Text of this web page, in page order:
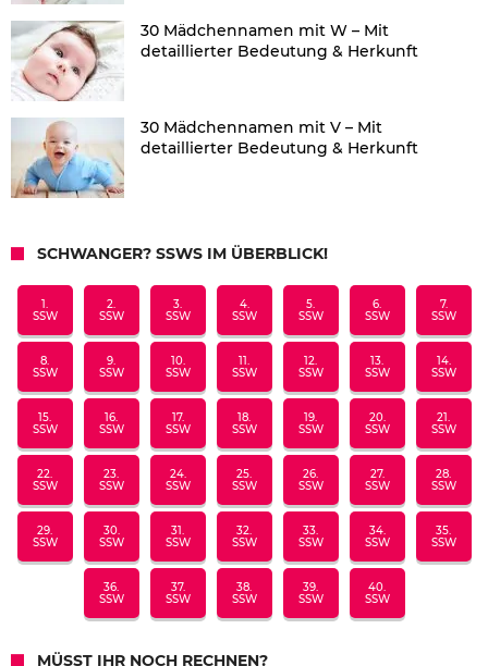
30 Mädchennamen mit W – Mit
detaillierter Bedeutung & Herkunft
30 Mädchennamen mit V – Mit
detaillierter Bedeutung & Herkunft
SCHWANGER? SSWS IM ÜBERBLICK!
1.
SSW
2.
SSW
3.
SSW
4.
SSW
5.
SSW
6.
SSW
7.
SSW
8.
SSW
9.
SSW
10.
SSW
11.
SSW
12.
SSW
13.
SSW
14.
SSW
15.
SSW
16.
SSW
17.
SSW
18.
SSW
19.
SSW
20.
SSW
21.
SSW
22.
SSW
23.
SSW
24.
SSW
25.
SSW
26.
SSW
27.
SSW
28.
SSW
29.
SSW
30.
SSW
31.
SSW
32.
SSW
33.
SSW
34.
SSW
35.
SSW
36.
SSW
37.
SSW
38.
SSW
39.
SSW
40.
SSW
MÜSST IHR NOCH RECHNEN?